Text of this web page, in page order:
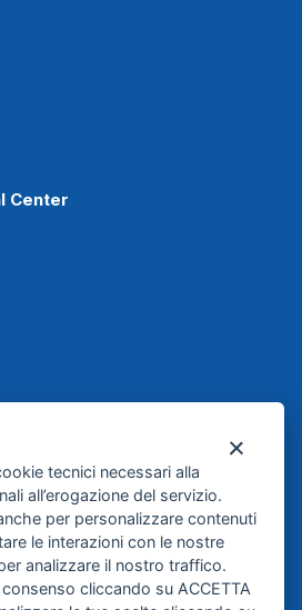
tecnici necessari alla
all’erogazione del servizio.
per personalizzare contenuti
le interazioni con le nostre
analizzare il nostro traffico.
cliccando su ACCETTA
Center